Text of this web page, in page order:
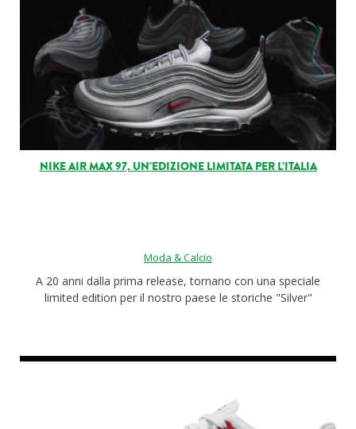
NIKE AIR MAX 97, UN’EDIZIONE LIMITATA PER L’ITALIA
Moda & Calcio
A 20 anni dalla prima release, tornano con una speciale
limited edition per il nostro paese le storiche "Silver"